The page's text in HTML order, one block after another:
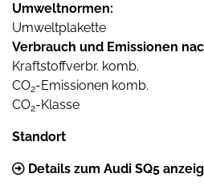
Umweltnormen:
Umweltplakette
Verbrauch und Emissionen
Kraftstoffverbr. komb.
CO2-Emissionen komb.
CO2-Klasse
Standort
Details zum Audi SQ5